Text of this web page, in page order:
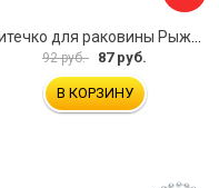
92 руб. 87 руб.
В КОРЗИНУ